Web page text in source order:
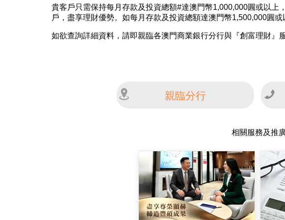
貴客戶只需保持每月存款及投資總額#達澳門幣1,000,000圓或以上
戶，盡享理財優勢。如每月存款及投資總額達澳門幣1,500,000圓
如欲查詢詳細資料，請即親臨各澳門商業銀行分行與『創富理財』
親臨分行
相關服務及推